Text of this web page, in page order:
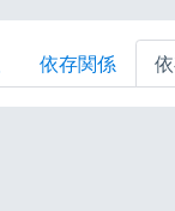
依存関係